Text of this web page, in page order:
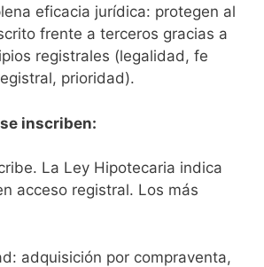
eficacia jurídica: protegen al
frente a terceros gracias a
registrales (legalidad, fe
prioridad).
inscriben:
La Ley Hipotecaria indica
acceso registral. Los más
adquisición por compraventa,